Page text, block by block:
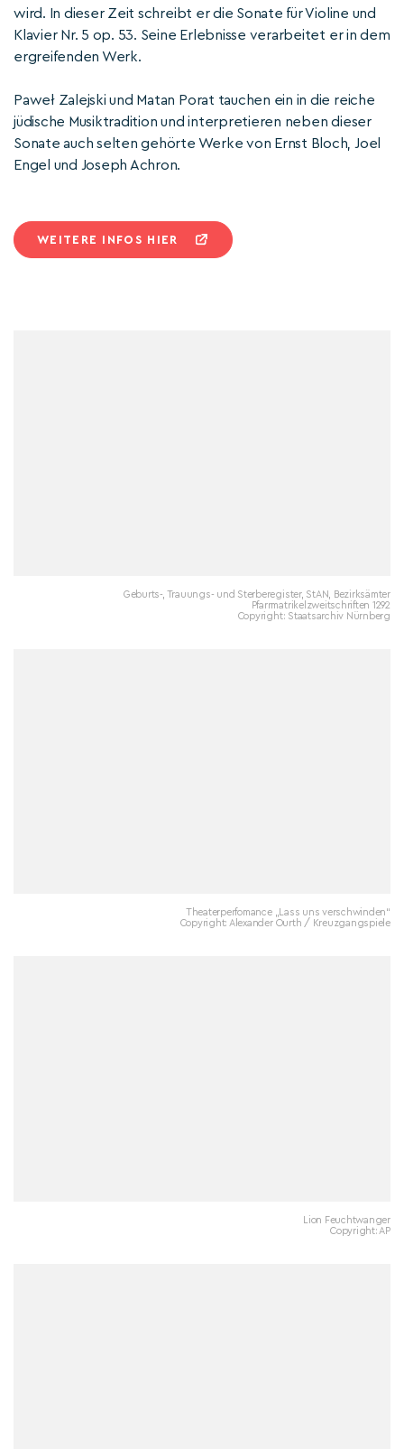
wird. In dieser Zeit schreibt er die Sonate für Violine und
Klavier Nr. 5 op. 53. Seine Erlebnisse verarbeitet er in dem
ergreifenden Werk.
Paweł Zalejski und Matan Porat tauchen ein in die reiche
jüdische Musiktradition und interpretieren neben dieser
Sonate auch selten gehörte Werke von Ernst Bloch, Joel
Engel und Joseph Achron.
WEITERE INFOS HIER
Geburts-, Trauungs- und Sterberegister, StAN, Bezirksämter
Pfarrmatrikelzweitschriften 1292
Copyright: Staatsarchiv Nürnberg
Theaterperfomance „Lass uns verschwinden“
Copyright: Alexander Ourth / Kreuzgangspiele
Lion Feuchtwanger
Copyright: AP